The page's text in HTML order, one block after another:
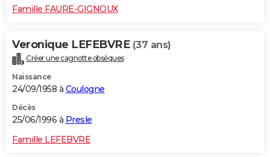
Famille FAURE-GIGNOUX
Veronique LEFEBVRE (37 ans)
Créer une cagnotte obsèques
Naissance
24/09/1958 à Coulogne
Décès
25/06/1996 à Presle
Famille LEFEBVRE